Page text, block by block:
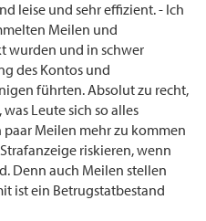
leise und sehr effizient. - Ich
Meilen und
wurden und in schwer
des Kontos und
führten. Absolut zu recht,
Leute sich so alles
Meilen mehr zu kommen
riskieren, wenn
Denn auch Meilen stellen
ist ein Betrugstatbestand